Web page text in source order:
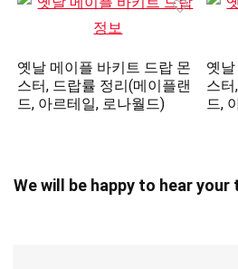
옛날 메이플 바키트 드랍 몬
스터, 드랍률 정리(메이플랜
드, 아르테일, 로나월드)
옛
스
드,
We will be happy to hear